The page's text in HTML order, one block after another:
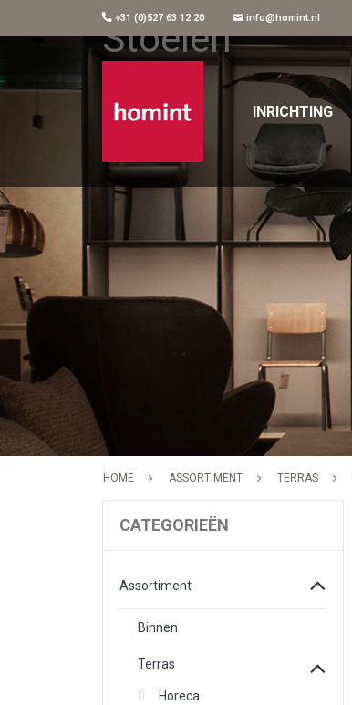
+31 (0)527 63 12 20 info@homint.nl
INRICHTING
Stoelen
HOME ASSORTIMENT TERRAS
CATEGORIEËN
Assortiment
Binnen
Terras
Horeca